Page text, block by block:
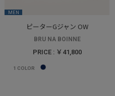
MEN
ピーターGジャン OW
BRU NA BOINNE
PRICE : ￥41,800
1 COLOR